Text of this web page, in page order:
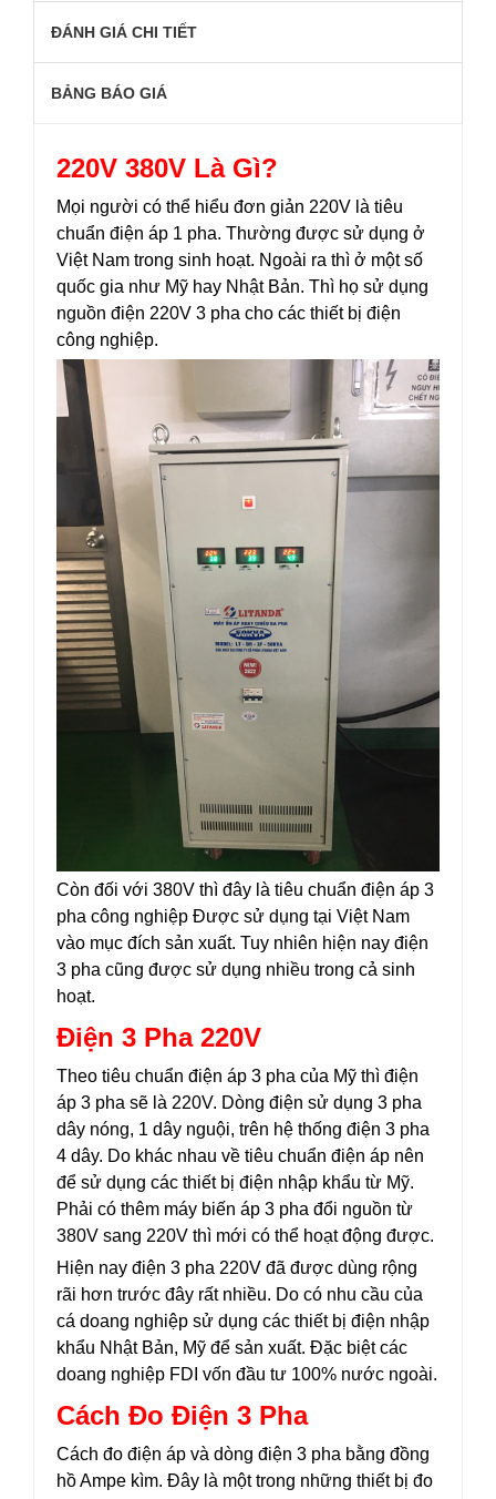
ĐÁNH GIÁ CHI TIẾT
BẢNG BÁO GIÁ
220V 380V Là Gì?
Mọi người có thể hiểu đơn giản 220V là tiêu
chuẩn điện áp 1 pha. Thường được sử dụng ở
Việt Nam trong sinh hoạt. Ngoài ra thì ở một số
quốc gia như Mỹ hay Nhật Bản. Thì họ sử dụng
nguồn điện 220V 3 pha cho các thiết bị điện
công nghiệp.
Còn đối với 380V thì đây là tiêu chuẩn điện áp 3
pha công nghiệp Được sử dụng tại Việt Nam
vào mục đích sản xuất. Tuy nhiên hiện nay điện
3 pha cũng được sử dụng nhiều trong cả sinh
hoạt.
Điện 3 Pha 220V
Theo tiêu chuẩn điện áp 3 pha của Mỹ thì điện
áp 3 pha sẽ là 220V. Dòng điện sử dụng 3 pha
dây nóng, 1 dây nguội, trên hệ thống điện 3 pha
4 dây. Do khác nhau về tiêu chuẩn điện áp nên
để sử dụng các thiết bị điện nhập khẩu từ Mỹ.
Phải có thêm máy biến áp 3 pha đổi nguồn từ
380V sang 220V thì mới có thể hoạt động được.
Hiện nay điện 3 pha 220V đã được dùng rộng
rãi hơn trước đây rất nhiều. Do có nhu cầu của
cá doang nghiệp sử dụng các thiết bị điện nhập
khẩu Nhật Bản, Mỹ để sản xuất. Đặc biệt các
doang nghiệp FDI vốn đầu tư 100% nước ngoài.
Cách Đo Điện 3 Pha
Cách đo điện áp và dòng điện 3 pha bằng đồng
hồ Ampe kìm. Đây là một trong những thiết bị đo